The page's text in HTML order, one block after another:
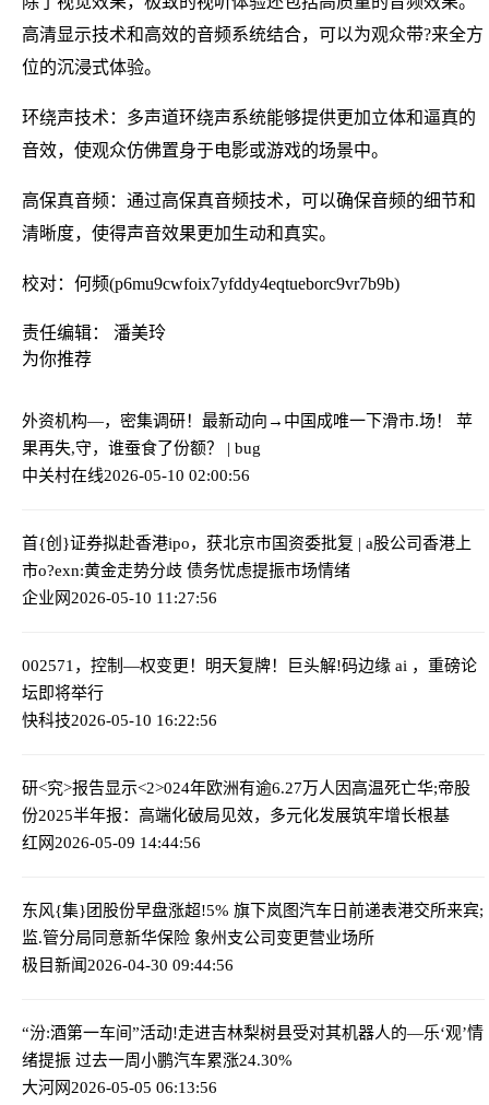
高清显示技术和高效的音频系统结合，可以为观众带?来全方
位的沉浸式体验。
环绕声技术：多声道环绕声系统能够提供更加立体和逼真的
音效，使观众仿佛置身于电影或游戏的场景中。
高保真音频：通过高保真音频技术，可以确保音频的细节和
清晰度，使得声音效果更加生动和真实。
校对：何频(p6mu9cwfoix7yfddy4eqtueborc9vr7b9b)
责任编辑： 潘美玲
为你推荐
外资机构—，密集调研！最新动向→ 中国成唯一下滑市.场！ 苹
果再失,守，谁蚕食了份额？ | bug
中关村在线2026-05-10 02:00:56
首{创}证券拟赴香港ipo，获北京市国资委批复 | a股公司香港上
市o?exn:黄金走势分歧 债务忧虑提振市场情绪
企业网2026-05-10 11:27:56
002571，控制—权变更！明天复牌！
巨头解!码边缘 ai ，重磅论
坛即将举行
快科技2026-05-10 16:22:56
研<究>报告显示<2>024年欧洲有逾6.27万人因高温死亡华;帝股
份2025半年报：高端化破局见效，多元化发展筑牢增长根基
红网2026-05-09 14:44:56
东风{集}团股份早盘涨超!5% 旗下岚图汽车日前递表港交所来宾;
监.管分局同意新华保险 象州支公司变更营业场所
极目新闻2026-04-30 09:44:56
“汾:酒第一车间”活动!走进吉林梨树县受对其机器人的—乐‘观’情
绪提振 过去一周小鹏汽车累涨24.30%
大河网2026-05-05 06:13:56